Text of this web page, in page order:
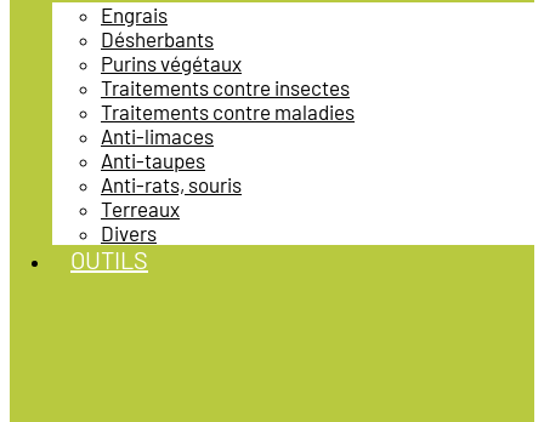
Engrais
Désherbants
Purins végétaux
Traitements contre insectes
Traitements contre maladies
Anti-limaces
Anti-taupes
Anti-rats, souris
Terreaux
Divers
OUTILS